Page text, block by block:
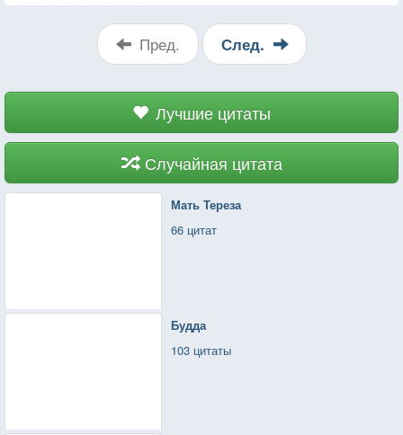
Пред. След.
Лучшие цитаты
Случайная цитата
Мать Тереза
66 цитат
Будда
103 цитаты